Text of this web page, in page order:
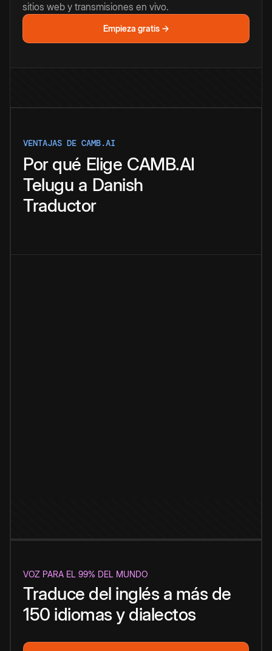
sitios web y transmisiones en vivo.
Empieza gratis →
VENTAJAS DE CAMB.AI
Por qué Elige CAMB.AI
Telugu a Danish
Traductor
VOZ PARA EL 99% DEL MUNDO
Traduce del inglés a más de
150 idiomas y dialectos